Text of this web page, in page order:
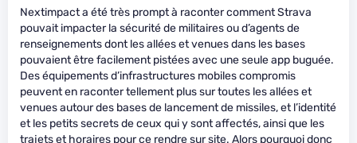
Nextimpact a été très prompt à raconter comment Strava
pouvait impacter la sécurité de militaires ou d’agents de
renseignements dont les allées et venues dans les bases
pouvaient être facilement pistées avec une seule app buguée.
Des équipements d’infrastructures mobiles compromis
peuvent en raconter tellement plus sur toutes les allées et
venues autour des bases de lancement de missiles, et l’identité
et les petits secrets de ceux qui y sont affectés, ainsi que les
trajets et horaires pour ce rendre sur site. Alors pourquoi donc